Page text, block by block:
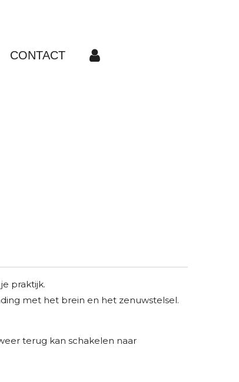
CONTACT
praktijk.
met het brein en het zenuwstelsel.
terug kan schakelen naar